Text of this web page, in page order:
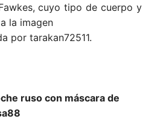
cuyo tipo de cuerpo y
la imagen
por tarakan72511.
ruso con máscara de